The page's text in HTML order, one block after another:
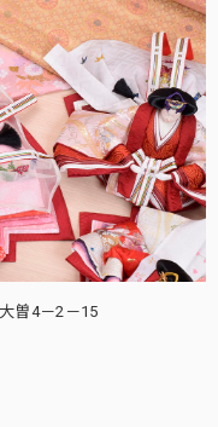
曽4－2－15